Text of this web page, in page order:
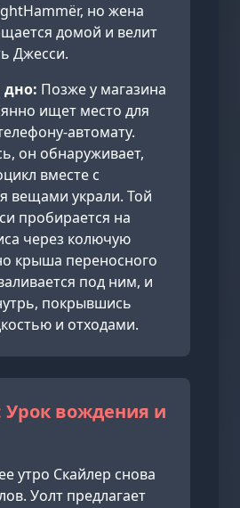
но жена
домой и велит
Джесси.
дно: Позже у магазина
ищет место для
автомату.
он обнаруживает,
вместе с
вещами украли. Той
пробирается на
через колючую
крыша переносного
под ним, и
покрывшись
и отходами.
Урок вождения и
утро Скайлер снова
Уолт предлагает